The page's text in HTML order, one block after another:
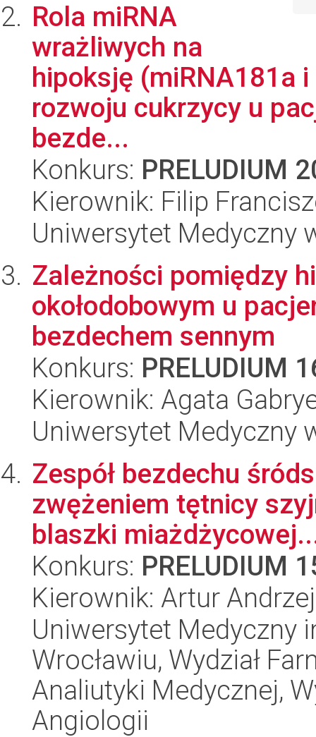
Rola miRNA
wrażliwych na
hipoksję (miRNA181a
rozwoju cukrzycy u
bezde...
Konkurs: PRELUDIUM
Kierownik: Filip
Uniwersytet Medyczny
Zależności pomiędzy
okołodobowym u
bezdechem sennym
Konkurs: PRELUDIUM
Kierownik: Agata
Uniwersytet Medyczny
Zespół bezdechu
zwężeniem tętnicy
blaszki
Konkurs: PRELUDIUM
Kierownik: Artur
Uniwersytet Medyczny
Wrocławiu, Wydział
Analiutyki Medycznej,
Angiologii